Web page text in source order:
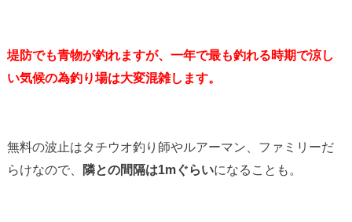
堤防でも青物が釣れますが、一年で最も釣れる時期で涼し
い気候の為釣り場は大変混雑します。
無料の波止はタチウオ釣り師やルアーマン、ファミリーだ
らけなので、
隣との間隔は1mぐらいになることも。